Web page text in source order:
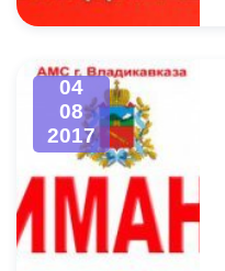
04
08
2017